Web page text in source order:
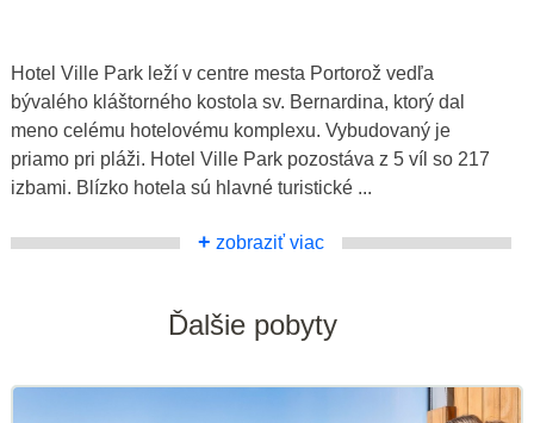
Hotel Ville Park leží v centre mesta Portorož vedľa
bývalého kláštorného kostola sv. Bernardina, ktorý dal
meno celému hotelovému komplexu. Vybudovaný je
priamo pri pláži. Hotel Ville Park pozostáva z 5 víl so 217
izbami. Blízko hotela sú hlavné turistické ...
+ zobraziť viac
Ďalšie pobyty